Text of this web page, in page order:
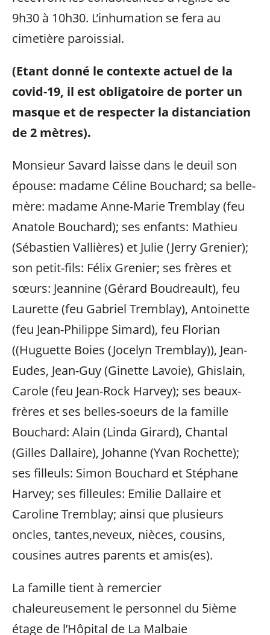
9h30 à 10h30. L’inhumation se fera au
cimetière paroissial.
(Etant donné le contexte actuel de la
covid-19, il est obligatoire de porter un
masque et de respecter la distanciation
de 2 mètres).
Monsieur Savard laisse dans le deuil son
épouse: madame Céline Bouchard; sa belle-
mère: madame Anne-Marie Tremblay (feu
Anatole Bouchard); ses enfants: Mathieu
(Sébastien Vallières) et Julie (Jerry Grenier);
son petit-fils: Félix Grenier; ses frères et
sœurs: Jeannine (Gérard Boudreault), feu
Laurette (feu Gabriel Tremblay), Antoinette
(feu Jean-Philippe Simard), feu Florian
((Huguette Boies (Jocelyn Tremblay)), Jean-
Eudes, Jean-Guy (Ginette Lavoie), Ghislain,
Carole (feu Jean-Rock Harvey); ses beaux-
frères et ses belles-soeurs de la famille
Bouchard: Alain (Linda Girard), Chantal
(Gilles Dallaire), Johanne (Yvan Rochette);
ses filleuls: Simon Bouchard et Stéphane
Harvey; ses filleules: Emilie Dallaire et
Caroline Tremblay; ainsi que plusieurs
oncles, tantes,neveux, nièces, cousins,
cousines autres parents et amis(es).
La famille tient à remercier
chaleureusement le personnel du 5ième
étage de l’Hôpital de La Malbaie